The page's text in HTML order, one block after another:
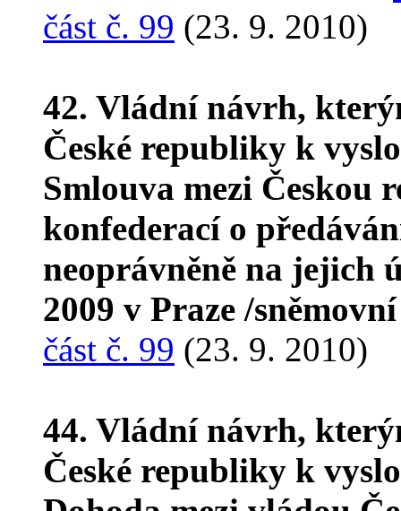
část č. 99 (23. 9. 2010)
42. Vládní návrh,
České republiky k
Smlouva mezi Českou
konfederací o
neoprávněně na jejich
2009 v Praze /
část č. 99 (23. 9. 2010)
44. Vládní návrh,
České republiky k